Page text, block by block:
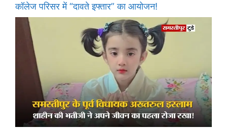
कॉलेज परिसर में “दावते इफ्तार” का आयोजन!